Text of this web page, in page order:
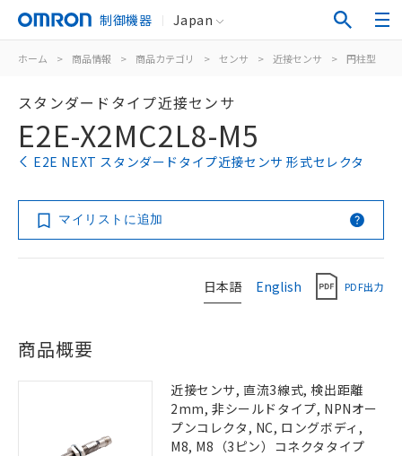
制御機器 Japan
ホーム > 商品情報 > 商品カテゴリ > センサ > 近接センサ > 円柱型
スタンダードタイプ近接センサ
E2E-X2MC2L8-M5
E2E NEXT スタンダードタイプ近接センサ 形式セレクタ
マイリストに追加
日本語 English PDF出力
商品概要
近接センサ, 直流3線式, 検出距離
2mm, 非シールドタイプ, NPNオー
プンコレクタ, NC, ロングボディ,
M8, M8（3ピン）コネクタタイプ